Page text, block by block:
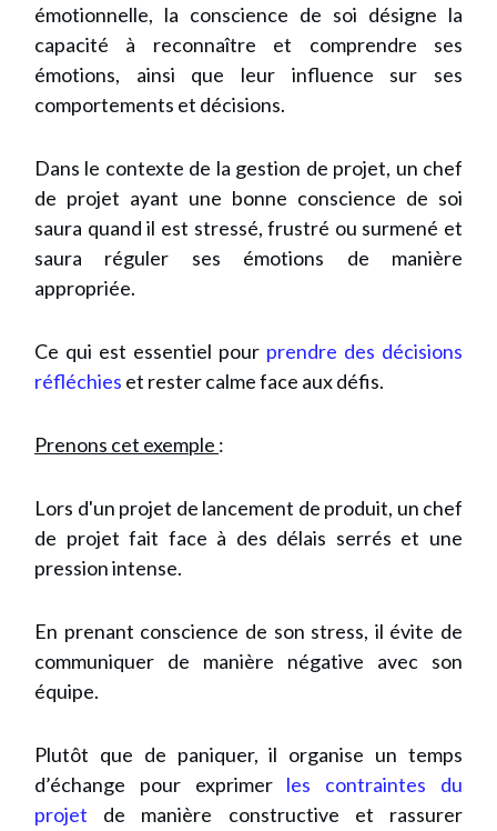
émotionnelle, la conscience de soi désigne la
capacité à reconnaître et comprendre ses
émotions, ainsi que leur influence sur ses
comportements et décisions.
Dans le contexte de la gestion de projet, un chef
de projet ayant une bonne conscience de soi
saura quand il est stressé, frustré ou surmené et
saura réguler ses émotions de manière
appropriée.
Ce qui est essentiel pour prendre des décisions
réfléchies et rester calme face aux défis.
Prenons cet exemple :
Lors d'un projet de lancement de produit, un chef
de projet fait face à des délais serrés et une
pression intense.
En prenant conscience de son stress, il évite de
communiquer de manière négative avec son
équipe.
Plutôt que de paniquer, il organise un temps
d’échange pour exprimer les contraintes du
projet de manière constructive et rassurer